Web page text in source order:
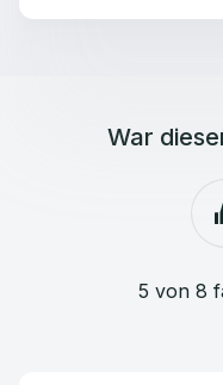
War
5 von 8